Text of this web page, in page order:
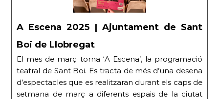
A Escena 2025 | Ajuntament de Sant
Boi de Llobregat
El mes de març torna ‘A Escena’, la programació
teatral de Sant Boi. Es tracta de més d’una desena
d’espectacles que es realitzaran durant els caps de
setmana de març a diferents espais de la ciutat